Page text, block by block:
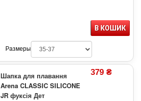
В КОШИК
Размеры
Шапка для плавання
Arena CLASSIC SILICONE
JR фуксія Дет
379 ₴